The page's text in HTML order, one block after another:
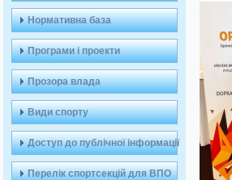
Нормативна база
Програми і проекти
Прозора влада
Види спорту
Доступ до публічної інформації
Перелік спортсекцій для ВПО